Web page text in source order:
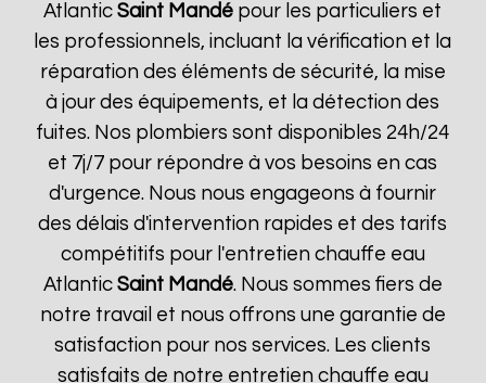
AtlanticSaint Mandé pour les particuliers et
les professionnels, incluant la vérification et la
réparation des éléments de sécurité, la mise
à jour des équipements, et la détection des
fuites. Nos plombiers sont disponibles 24h/24
et 7j/7 pour répondre à vos besoins en cas
d'urgence. Nous nous engageons à fournir
des délais d'intervention rapides et des tarifs
compétitifs pour l'entretien chauffe eau
Atlantic Saint Mandé. Nous sommes fiers de
notre travail et nous offrons une garantie de
satisfaction pour nos services. Les clients
satisfaits de notre entretien chauffe eau